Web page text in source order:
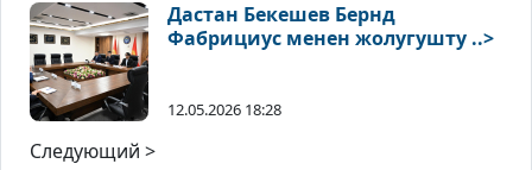
Дастан Бекешев Бернд
Фабрициус менен жолугушту ..>
12.05.2026 18:28
Следующий >